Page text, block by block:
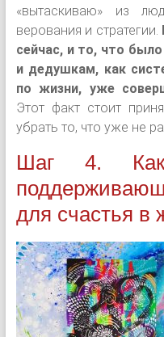
«вытаскиваю» из
верования и стратегии.
сейчас, и то, что
и дедушкам, как
по жизни, уже
Этот факт стоит
убрать то, что уже не
Шаг 4. Как
для счастья в